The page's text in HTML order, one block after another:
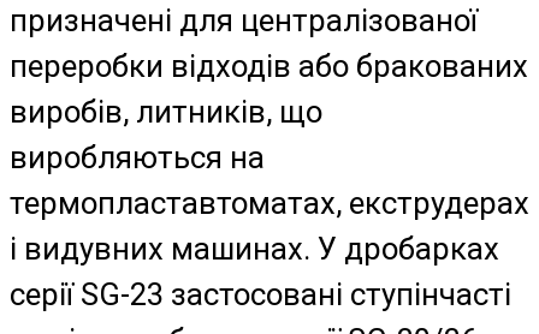
призначені для централізованої
переробки відходів або бракованих
виробів, литників, що
виробляються на
термопластавтоматах, екструдерах
і видувних машинах. У дробарках
серії SG-23 застосовані ступінчасті